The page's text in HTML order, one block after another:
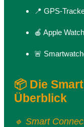
📍 GPS-
🍎 Apple
🚨
📦 Die
Überblick
🔹 Smart